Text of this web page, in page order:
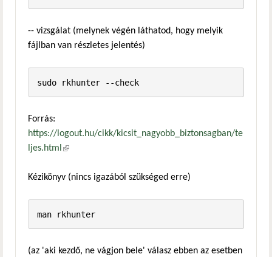
-- vizsgálat (melynek végén láthatod, hogy melyik
fájlban van részletes jelentés)
sudo rkhunter --check
Forrás:
https://logout.hu/cikk/kicsit_nagyobb_biztonsagban/te
ljes.html (külső hivatkozás)
Kézikönyv (nincs igazából szükséged erre)
man rkhunter
(az 'aki kezdő, ne vágjon bele' válasz ebben az esetben